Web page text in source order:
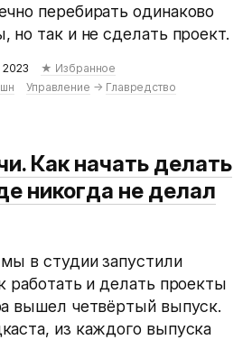
перебирать одинаково
но так и не сделать проект.
2023
★ Избранное
Управление → Главредство
Как начать делать
никогда не делал
в студии запустили
работать и делать проекты
вышел четвёртый выпуск.
из каждого выпуска